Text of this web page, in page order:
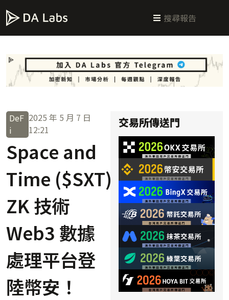
DeF
i
2025 年 5 月 7 日
12:21
Space and
Time ($SXT)
ZK 技術
Web3 數據
處理平台登
陸幣安！
交易所傳送門